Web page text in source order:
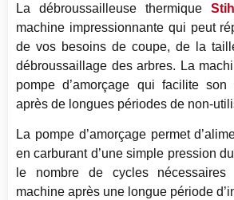
La débroussailleuse thermique
machine impressionnante qui peut
de vos besoins de coupe, de la
débroussaillage des arbres. La
pompe d’amorçage qui facilite son
après de longues périodes de non-
La pompe d’amorçage permet
en carburant d’une simple pression
le nombre de cycles
machine après une longue période